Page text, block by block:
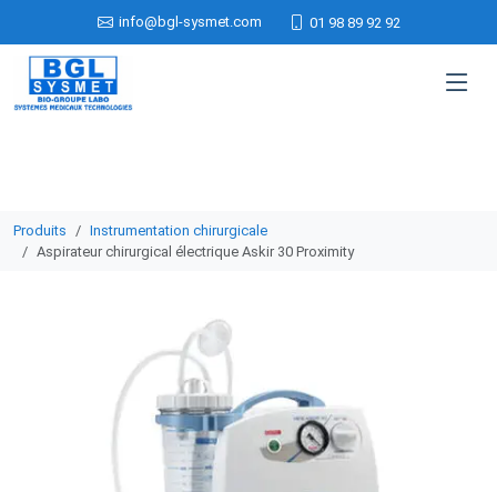
info@bgl-sysmet.com 01 98 89 92 92
Produits
Instrumentation chirurgicale
Aspirateur chirurgical électrique Askir 30 Proximity